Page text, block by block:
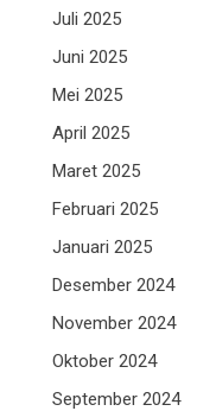
Juli 2025
Juni 2025
Mei 2025
April 2025
Maret 2025
Februari 2025
Januari 2025
Desember 2024
November 2024
Oktober 2024
September 2024